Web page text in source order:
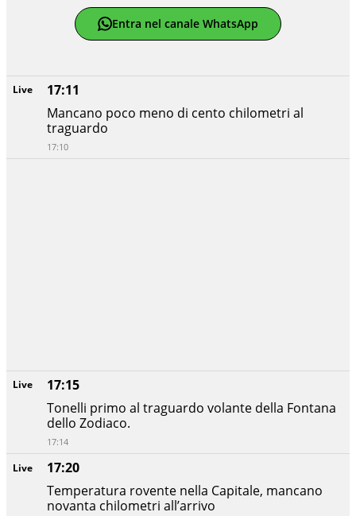
Live
17:20
Temperatura rovente nella Capitale, mancano
novanta chilometri all’arrivo
Live
17:15
Tonelli primo al traguardo volante della Fontana
dello Zodiaco.
17:14
Live
17:11
Mancano poco meno di cento chilometri al
traguardo
17:10
Entra nel canale WhatsApp